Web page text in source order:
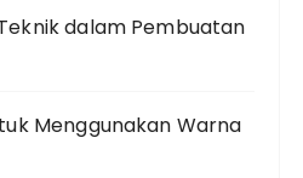
dalam Pembuatan
Menggunakan Warna